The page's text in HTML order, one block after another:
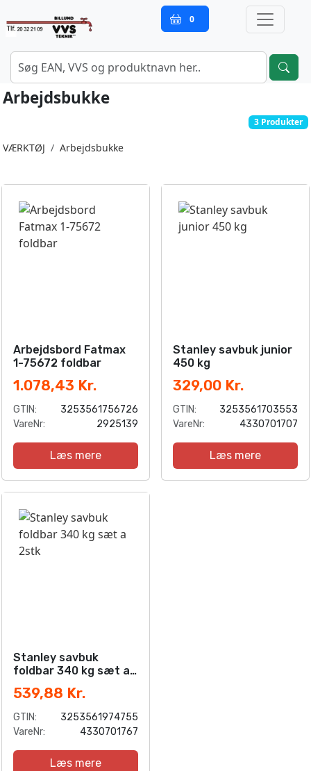
0
Arbejdsbukke
3 Produkter
VÆRKTØJ Arbejdsbukke
Arbejdsbord Fatmax
1-75672 foldbar
1.078,43 Kr.
GTIN:
3253561756726
VareNr:
2925139
Læs mere
Stanley savbuk junior
450 kg
329,00 Kr.
GTIN:
3253561703553
VareNr:
4330701707
Læs mere
Stanley savbuk
foldbar 340 kg sæt a
539,88 Kr.
GTIN:
3253561974755
VareNr:
4330701767
Læs mere